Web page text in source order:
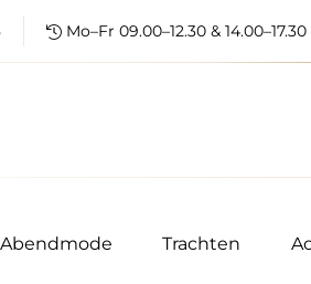
Mo–Fr 09.00–12.30 &
Trachten